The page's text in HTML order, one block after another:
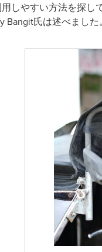
しやすい方法を探
氏は述べました。